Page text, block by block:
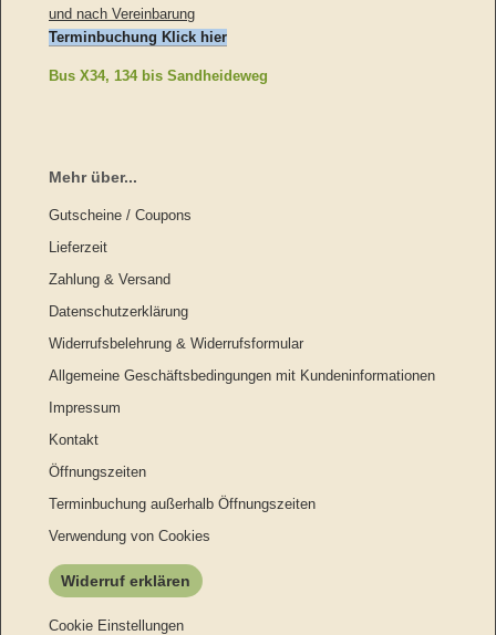
und nach Vereinbarung
Terminbuchung Klick hier
Bus X34, 134 bis Sandheideweg
Mehr über...
Gutscheine / Coupons
Lieferzeit
Zahlung & Versand
Datenschutzerklärung
Widerrufsbelehrung & Widerrufsformular
Allgemeine Geschäftsbedingungen mit Kundeninformationen
Impressum
Kontakt
Öffnungszeiten
Terminbuchung außerhalb Öffnungszeiten
Verwendung von Cookies
Widerruf erklären
Cookie Einstellungen